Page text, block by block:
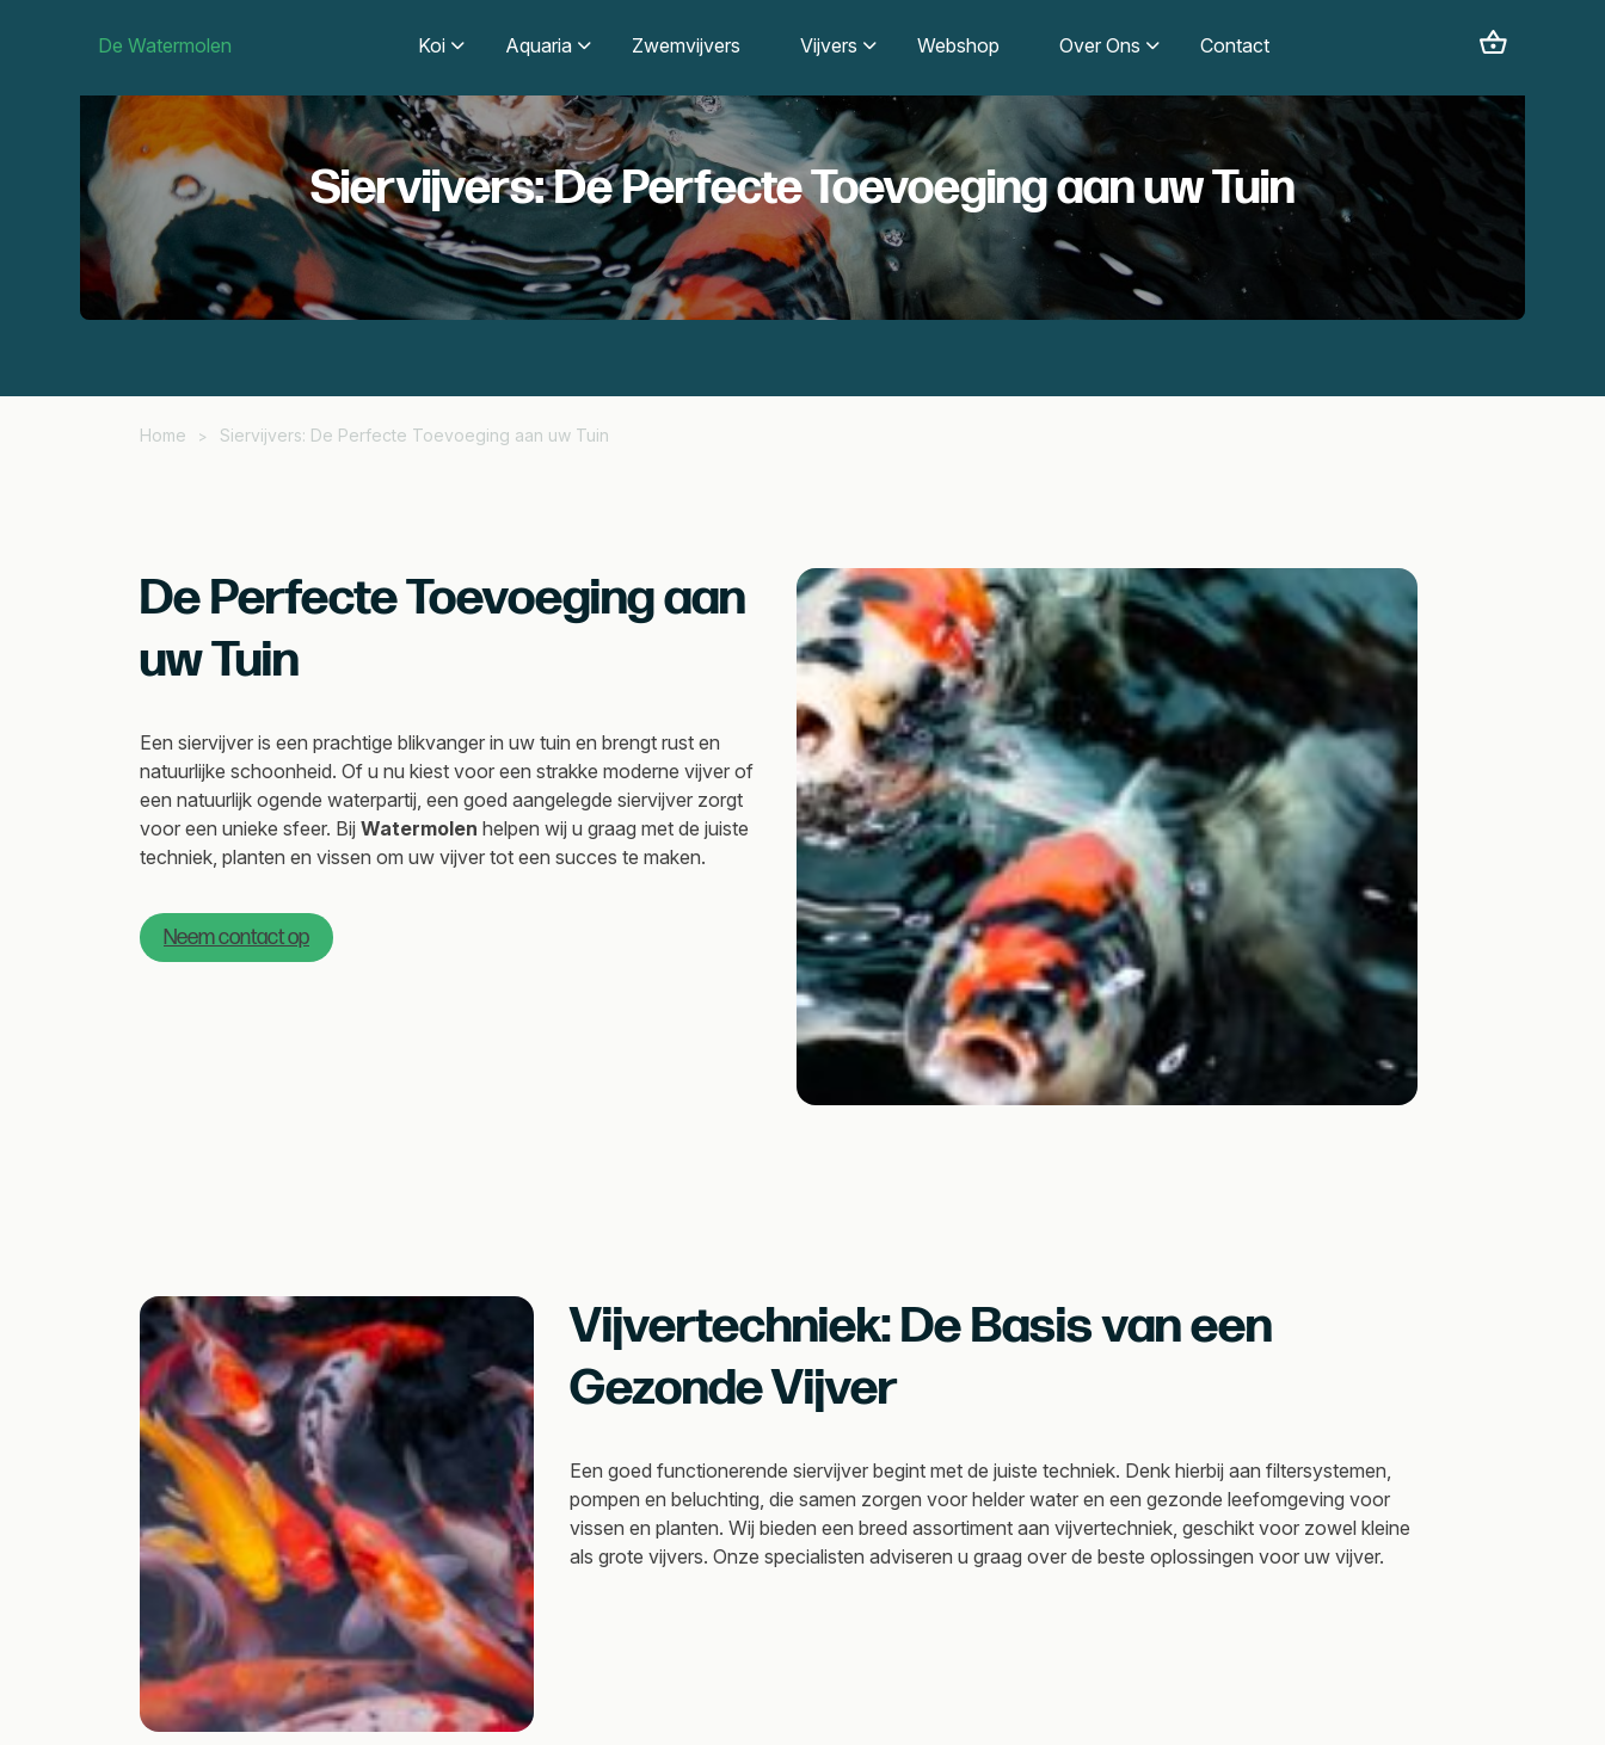
De Watermolen Koi Aquaria Zwemvijvers Vijvers Webshop Over Ons Contact
Siervijvers: De Perfecte Toevoeging aan uw Tuin
Home > Siervijvers: De Perfecte Toevoeging aan uw Tuin
De Perfecte Toevoeging aan
uw Tuin
Een siervijver is een prachtige blikvanger in uw tuin en brengt rust en
natuurlijke schoonheid. Of u nu kiest voor een strakke moderne vijver of
een natuurlijk ogende waterpartij, een goed aangelegde siervijver zorgt
voor een unieke sfeer. Bij Watermolen helpen wij u graag met de juiste
techniek, planten en vissen om uw vijver tot een succes te maken.
Neem contact op
Vijvertechniek: De Basis van een
Gezonde Vijver
Een goed functionerende siervijver begint met de juiste techniek. Denk hierbij aan filtersystemen,
pompen en beluchting, die samen zorgen voor helder water en een gezonde leefomgeving voor
vissen en planten. Wij bieden een breed assortiment aan vijvertechniek, geschikt voor zowel kleine
als grote vijvers. Onze specialisten adviseren u graag over de beste oplossingen voor uw vijver.